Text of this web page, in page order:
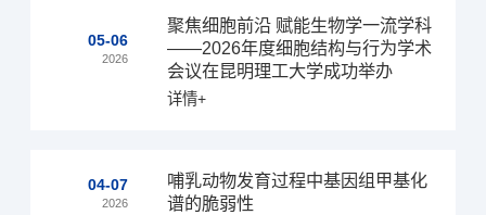
05-06
2026
聚焦细胞前沿 赋能生物学一流学科
——2026年度细胞结构与行为学术
会议在昆明理工大学成功举办
详情+
04-07
2026
哺乳动物发育过程中基因组甲基化
谱的脆弱性